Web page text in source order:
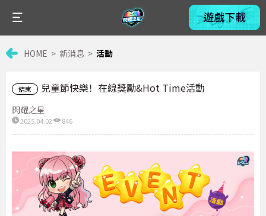
HOME 新消息 活動
結束 兒童節快樂！在線獎勵&Hot Time活動
閃耀之星
2025.04.02 846